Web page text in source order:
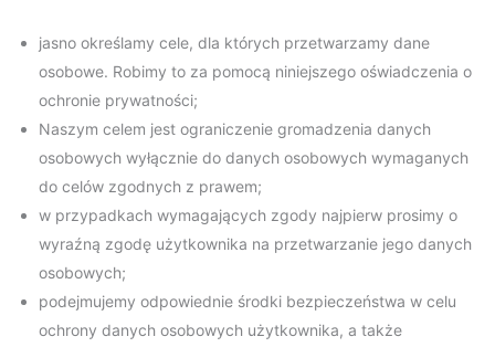
jasno określamy cele, dla których przetwarzamy dane
osobowe. Robimy to za pomocą niniejszego oświadczenia o
ochronie prywatności;
Naszym celem jest ograniczenie gromadzenia danych
osobowych wyłącznie do danych osobowych wymaganych
do celów zgodnych z prawem;
w przypadkach wymagających zgody najpierw prosimy o
wyraźną zgodę użytkownika na przetwarzanie jego danych
osobowych;
podejmujemy odpowiednie środki bezpieczeństwa w celu
ochrony danych osobowych użytkownika, a także